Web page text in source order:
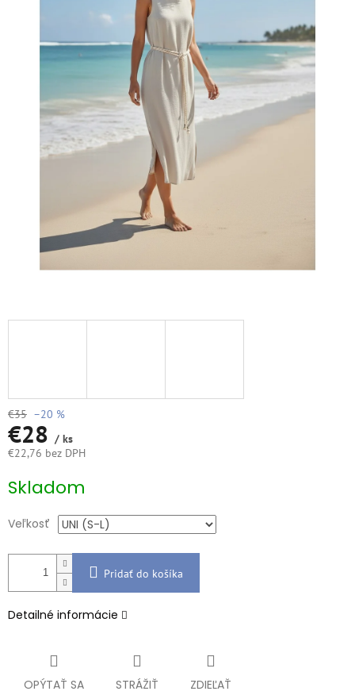
€35 –20 %
€28 / ks
€22,76 bez DPH
cena:
Skladom
Veľkosť
Pridať do košíka
Detailné informácie
OPÝTAŤ SA STRÁŽIŤ ZDIEĽAŤ